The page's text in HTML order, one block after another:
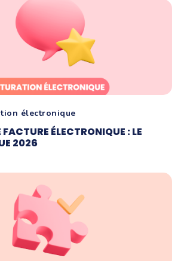
électronique
ÉLECTRONIQUE : LE
2026